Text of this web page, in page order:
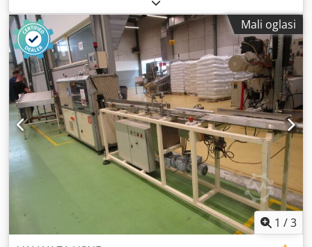
Bočni dozatori naljepnica 1 + 2 i 3 + 4 -Stanica za završno
lijepljenje bočnih naljepnica (iron-on sistem) -Kontrolna
stanica sa kamerama za nadzor -Slagač s brojačem -Izlazni
transporter za gotov proizvod Stroj također može
označavati okrugle šalice (160-180°, oko). Dcsdpen D Hczofx
Apcek Visina šalice: 120-130 mm
Mali oglasi
1 /3